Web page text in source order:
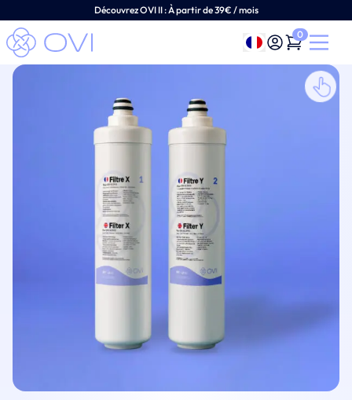
Découvrez OVI II :Àpartir de 39€ / mois
Français
0